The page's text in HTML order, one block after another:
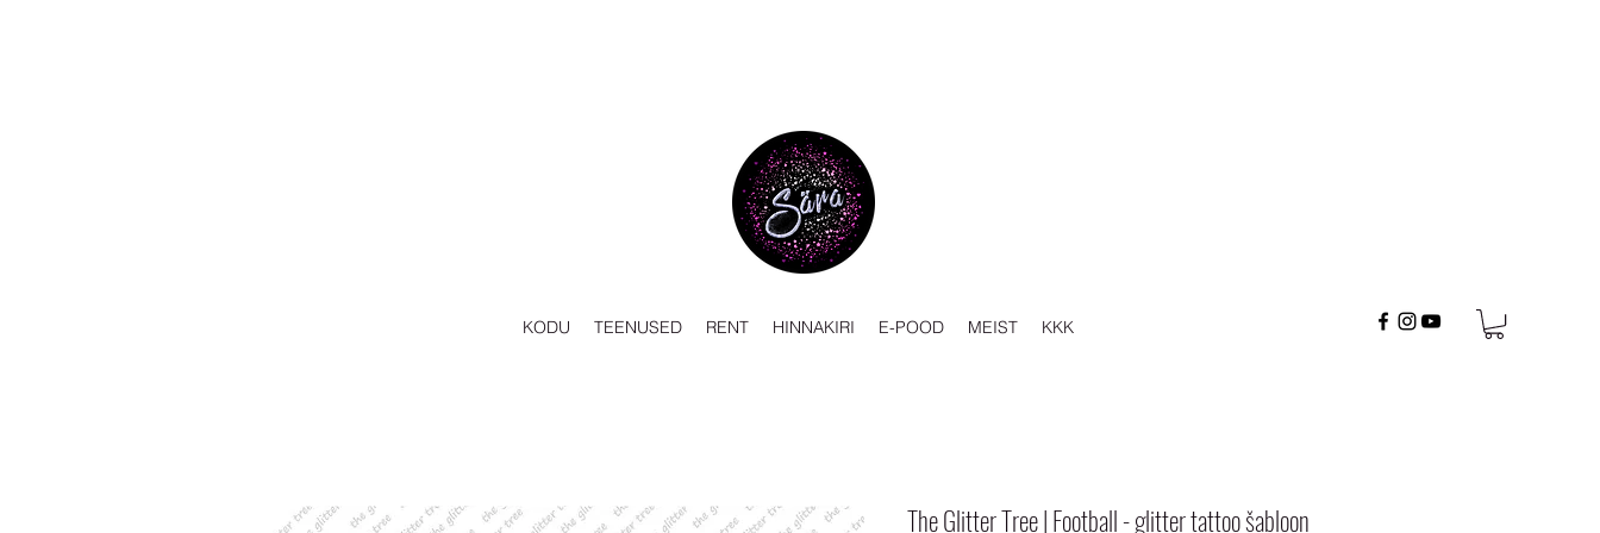
KODU TEENUSED RENT HINNAKIRI E-POOD MEIST KKK
The Glitter Tree | Football - glitter tattoo šabloon